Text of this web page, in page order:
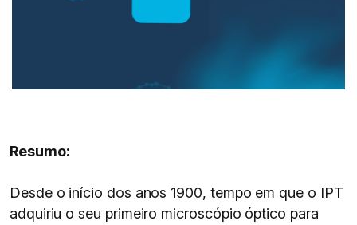
Resumo:
Desde o início dos anos 1900, tempo em que o IPT
adquiriu o seu primeiro microscópio óptico para